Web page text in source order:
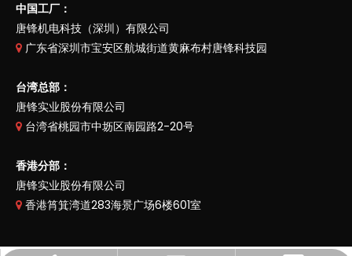
中国工厂：
唐锋机电科技（深圳）有限公司
 广东省深圳市宝安区航城街道黄麻布村唐锋科技园
台湾总部：
唐锋实业股份有限公司
 台湾省桃园市中坜区南园路2-20号
香港分部：
唐锋实业股份有限公司
 香港筲箕湾道283海景广场6楼601室